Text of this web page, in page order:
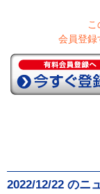
こ
会員登録
2022/12/22 のニ